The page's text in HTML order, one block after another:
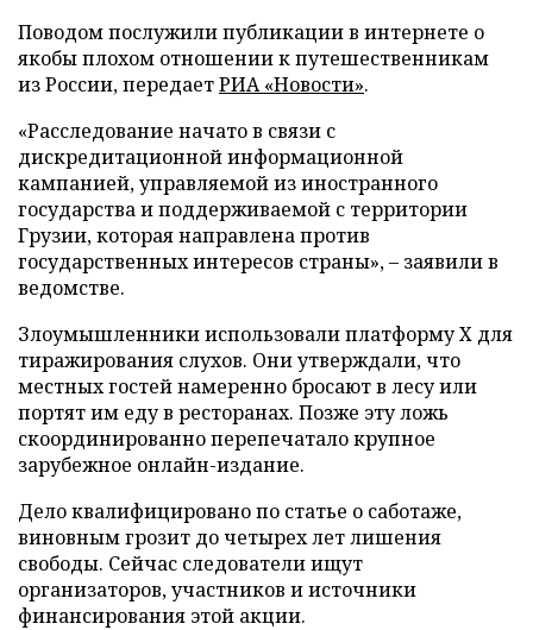
Поводом послужили публикации в интернете о
якобы плохом отношении к путешественникам
из России, передаетРИА «Новости».
«Расследование начато в связи с
дискредитационной информационной
кампанией, управляемой из иностранного
государства и поддерживаемой с территории
Грузии, которая направлена против
государственных интересов страны», – заявили в
ведомстве.
Злоумышленники использовали платформу X для
тиражирования слухов. Они утверждали, что
местных гостей намеренно бросают в лесу или
портят им еду в ресторанах. Позже эту ложь
скоординированно перепечатало крупное
зарубежное онлайн-издание.
Дело квалифицировано по статье о саботаже,
виновным грозит до четырех лет лишения
свободы. Сейчас следователи ищут
организаторов, участников и источники
финансирования этой акции.